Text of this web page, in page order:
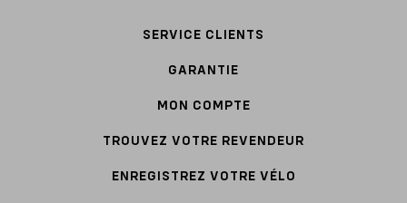
SERVICE CLIENTS
GARANTIE
MON COMPTE
TROUVEZ VOTRE REVENDEUR
ENREGISTREZ VOTRE VÉLO